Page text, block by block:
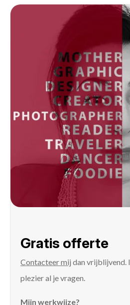
Gratis offerte
Contacteer mij dan vrijblijvend.
plezier al je vragen.
Mijn werkwijze?